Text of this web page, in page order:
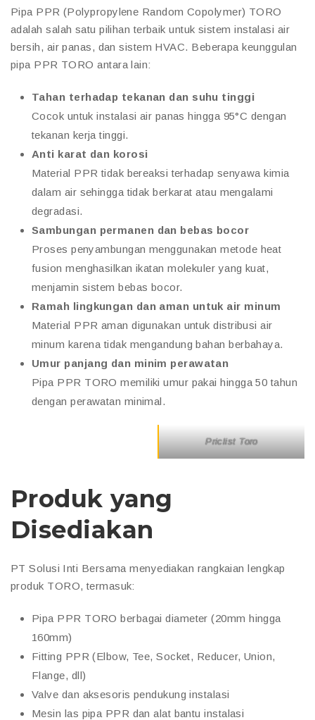
Pipa PPR (Polypropylene Random Copolymer) TORO
adalah salah satu pilihan terbaik untuk sistem instalasi air
bersih, air panas, dan sistem HVAC. Beberapa keunggulan
pipa PPR TORO antara lain:
Tahan terhadap tekanan dan suhu tinggi
Cocok untuk instalasi air panas hingga 95°C dengan
tekanan kerja tinggi.
Anti karat dan korosi
Material PPR tidak bereaksi terhadap senyawa kimia
dalam air sehingga tidak berkarat atau mengalami
degradasi.
Sambungan permanen dan bebas bocor
Proses penyambungan menggunakan metode heat
fusion menghasilkan ikatan molekuler yang kuat,
menjamin sistem bebas bocor.
Ramah lingkungan dan aman untuk air minum
Material PPR aman digunakan untuk distribusi air
minum karena tidak mengandung bahan berbahaya.
Umur panjang dan minim perawatan
Pipa PPR TORO memiliki umur pakai hingga 50 tahun
dengan perawatan minimal.
Priclist Toro
Produk yang
Disediakan
PT Solusi Inti Bersama menyediakan rangkaian lengkap
produk TORO, termasuk:
Pipa PPR TORO berbagai diameter (20mm hingga
160mm)
Fitting PPR (Elbow, Tee, Socket, Reducer, Union,
Flange, dll)
Valve dan aksesoris pendukung instalasi
Mesin las pipa PPR dan alat bantu instalasi